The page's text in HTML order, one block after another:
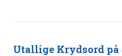
Utallige Krydsord på